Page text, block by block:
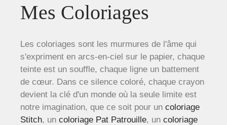
Mes Coloriages
Les coloriages sont les murmures de l'âme qui
s'expriment en arcs-en-ciel sur le papier, chaque
teinte est un souffle, chaque ligne un battement
de cœur. Dans ce silence coloré, chaque crayon
devient la clé d'un monde où la seule limite est
notre imagination, que ce soit pour un coloriage
Stitch, un coloriage Pat Patrouille, un coloriage